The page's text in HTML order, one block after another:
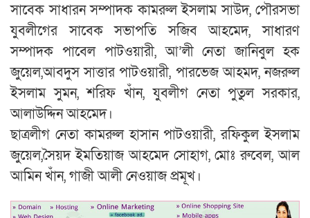
সাবেক সাধারন সম্পাদক কামরুল ইসলাম সাউদ, পৌরসভা
যুবলীগের সাবেক সভাপতি সজিব আহমেদ, সাধারণ
সম্পাদক পাবেল পাটওয়ারী, আ’লী নেতা জানিবুল হক
জুয়েল,আবদুস সাত্তার পাটওয়ারী, পারভেজ আহমদ, নজরুল
ইসলাম সুমন, শরিফ খাঁন, যুবলীগ নেতা পুতুল সরকার,
আলাউদ্দিন আহমেদ।
ছাত্রলীগ নেতা কামরুল হাসান পাটওয়ারী, রফিকুল ইসলাম
জুয়েল,সৈয়দ ইমতিয়াজ আহমেদ সোহাগ, মোঃ রুবেল, আল
আমিন খাঁন, গাজী আলী নেওয়াজ প্রমূখ।